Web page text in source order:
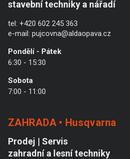
stavební techniky a nářadí
tel: +420 602 245 363
e-mail: pujcovna@aldaopava.cz
Pondělí - Pátek
6:30 - 15:30
Sobota
7:00 - 11:00
ZAHRADA • Husqvarna
Prodej | Servis
zahradní a lesní techniky